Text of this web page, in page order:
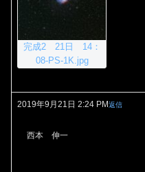
完成2 21日 14：
08-PS-1K.jpg
2019年9月21日 2:24 PM返信
西本 伸一